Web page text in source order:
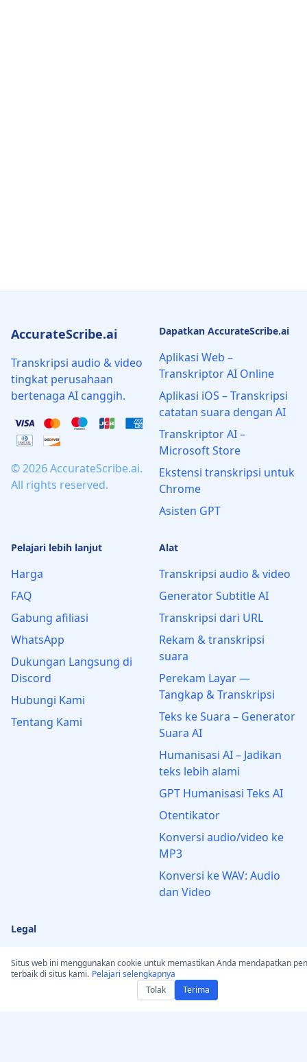
AccurateScribe.ai
Transkripsi audio & video
tingkat perusahaan
bertenaga AI canggih.
© 2026 AccurateScribe.ai.
All rights reserved.
Dapatkan AccurateScribe.ai
Aplikasi Web –
Transkriptor AI Online
Aplikasi iOS – Transkripsi
catatan suara dengan AI
Transkriptor AI –
Microsoft Store
Ekstensi transkripsi untuk
Chrome
Asisten GPT
Pelajari lebih lanjut
Harga
FAQ
Gabung afiliasi
WhatsApp
Dukungan Langsung di
Discord
Hubungi Kami
Tentang Kami
Alat
Transkripsi audio & video
Generator Subtitle AI
Transkripsi dari URL
Rekam & transkripsi
suara
Perekam Layar —
Tangkap & Transkripsi
Teks ke Suara – Generator
Suara AI
Humanisasi AI – Jadikan
teks lebih alami
GPT Humanisasi Teks AI
Otentikator
Konversi audio/video ke
MP3
Konversi ke WAV: Audio
dan Video
Legal
Pemberitahuan &
Situs web ini menggunakan cookie untuk memastikan Anda mendapatkan
terbaik di situs kami. Pelajari selengkapnya
Tolak
Terima